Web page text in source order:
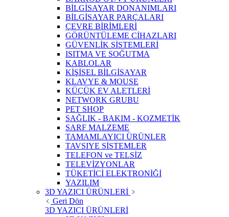
BİLGİSAYAR DONANIMLARI
BİLGİSAYAR PARÇALARI
ÇEVRE BİRİMLERİ
GÖRÜNTÜLEME CİHAZLARI
GÜVENLİK SİSTEMLERİ
ISITMA VE SOĞUTMA
KABLOLAR
KİŞİSEL BİLGİSAYAR
KLAVYE & MOUSE
KÜÇÜK EV ALETLERİ
NETWORK GRUBU
PET SHOP
SAĞLIK - BAKIM - KOZMETİK
SARF MALZEME
TAMAMLAYICI ÜRÜNLER
TAVSIYE SİSTEMLER
TELEFON ve TELSİZ
TELEVİZYONLAR
TÜKETİCİ ELEKTRONİĞİ
YAZILIM
3D YAZICI ÜRÜNLERİ
Geri Dön
3D YAZICI ÜRÜNLERİ